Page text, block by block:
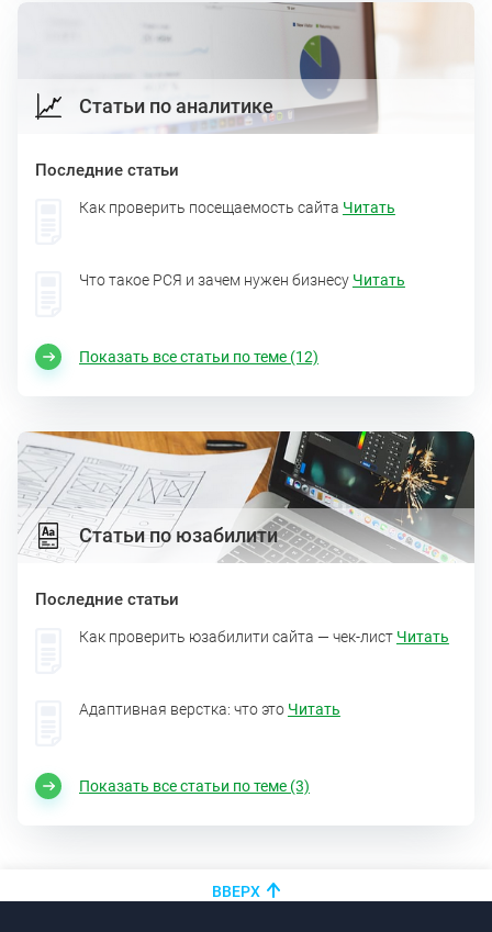
Статьи по аналитике
Последние статьи
Как проверить посещаемость сайта Читать
Что такое РСЯ и зачем нужен бизнесу Читать
Показать все статьи по теме (12)
Статьи по юзабилити
Последние статьи
Как проверить юзабилити сайта — чек-лист Читать
Адаптивная верстка: что это Читать
Показать все статьи по теме (3)
ВВЕРХ